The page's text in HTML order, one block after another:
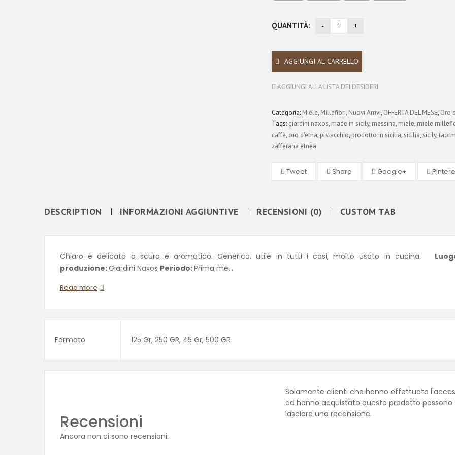
QUANTITÀ:
AGGIUNGI AL CARRELLO
AGGIUNGI ALLA LISTA DEI DESIDERI
Categoria: Miele, Millefiori, Nuovi Arrivi, OFFERTA DEL MESE, Oro
Tags: giardini naxos, made in sicily, messina, miele, miele
caffè, oro d'etna, pistacchio, prodotto in sicilia, sicilia, sicily,
zafferana etnea
Tweet Share Google+
DESCRIPTION INFORMAZIONI AGGIUNTIVE RECENSIONI (0) CUSTOM TAB
produzione:Giardini Naxos Periodo:Prima me...
Read more
Formato 125 Gr, 250 GR, 45 Gr, 500 GR
Recensioni
Ancora non ci sono recensioni.
Solamente clienti che hanno effettuato
ed hanno acquistato questo prodotto possono
lasciare una recensione.